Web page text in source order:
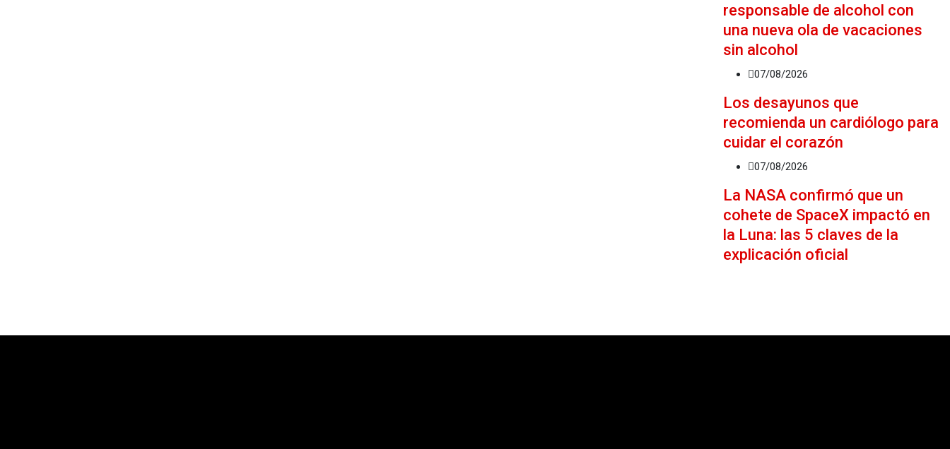
responsable de alcohol con
una nueva ola de vacaciones
sin alcohol
07/08/2026
Los desayunos que
recomienda un cardiólogo para
cuidar el corazón
07/08/2026
La NASA confirmó que un
cohete de SpaceX impactó en
la Luna: las 5 claves de la
explicación oficial